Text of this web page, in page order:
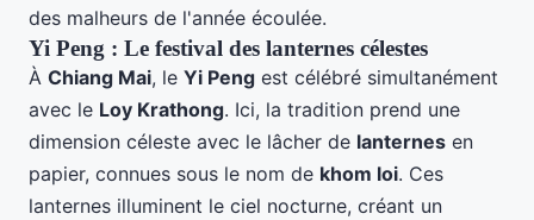
des malheurs de l'année écoulée.
Yi Peng : Le festival des lanternes célestes
À Chiang Mai, le Yi Peng est célébré simultanément
avec le Loy Krathong. Ici, la tradition prend une
dimension céleste avec le lâcher de lanternes en
papier, connues sous le nom de khom loi. Ces
lanternes illuminent le ciel nocturne, créant un